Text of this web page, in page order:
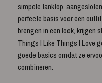
simpele tanktop,
perfecte basis voor een
brengen in een look, krijgen
Things I Like Things I Love
goede basics omdat ze
combineren.